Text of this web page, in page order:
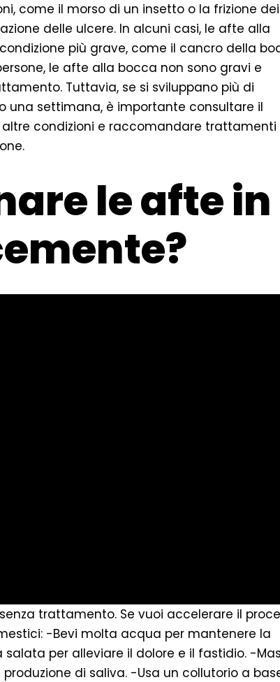
come il morso di un insetto o la frizione dei
delle ulcere. In alcuni casi, le afte alla
più grave, come il cancro della
le afte alla bocca non sono gravi e
Tuttavia, se si sviluppano più di
una settimana, è importante consultare il
condizioni e raccomandare trattamenti
le afte in
trattamento. Se vuoi accelerare il
-Bevi molta acqua per mantenere la
per alleviare il dolore e il fastidio. -
di saliva. -Usa un collutorio a